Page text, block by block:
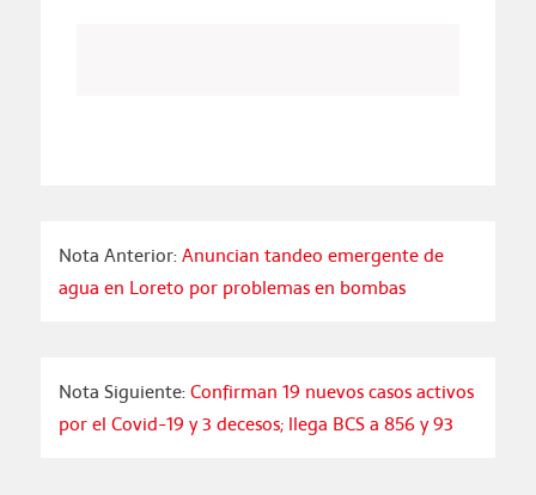
Nota Anterior:Anuncian tandeo emergente de
agua en Loreto por problemas en bombas
Nota Siguiente:Confirman 19 nuevos casos activos
por el Covid-19 y 3 decesos; llega BCS a 856 y 93